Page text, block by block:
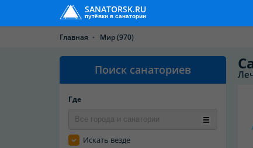
SANATORSK.RU
путёвки в санатории
Главная Мир(970)
Поиск санаториев
Где
Искать везде